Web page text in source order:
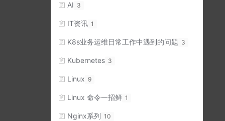
AI 3
IT资讯 1
K8s业务运维日常工作中遇到的问题 3
Kubernetes 3
Linux 9
Linux 命令一招鲜 1
Nginx系列 10